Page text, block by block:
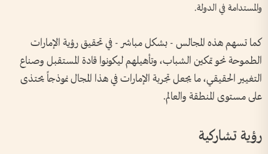
والمستدامة في الدولة.
كما تسهم هذه المجالس - بشكل مباشر - في تحقيق رؤية الإمارات
الطموحة نحو تمكين الشباب، وتأهيلهم ليكونوا قادة المستقبل وصناع
التغيير الحقيقي، ما يجعل تجربة الإمارات في هذا المجال نموذجاً يحتذى
على مستوى المنطقة والعالم.
رؤية تشاركية